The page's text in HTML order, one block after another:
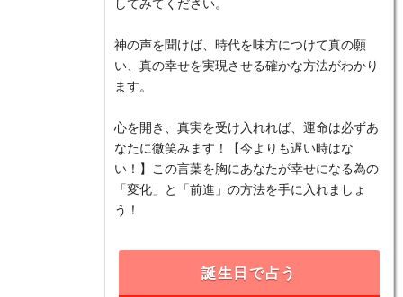
してみてください。
神の声を聞けば、時代を味方につけて真の願
い、真の幸せを実現させる確かな方法がわかり
ます。
心を開き、真実を受け入れれば、運命は必ずあ
なたに微笑みます！【今よりも遅い時はな
い！】この言葉を胸にあなたが幸せになる為の
「変化」と「前進」の方法を手に入れましょ
う！
誕生日で占う